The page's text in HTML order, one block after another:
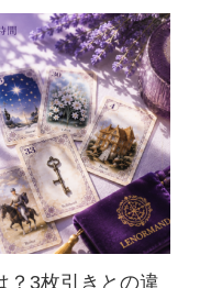
？3枚引きとの違